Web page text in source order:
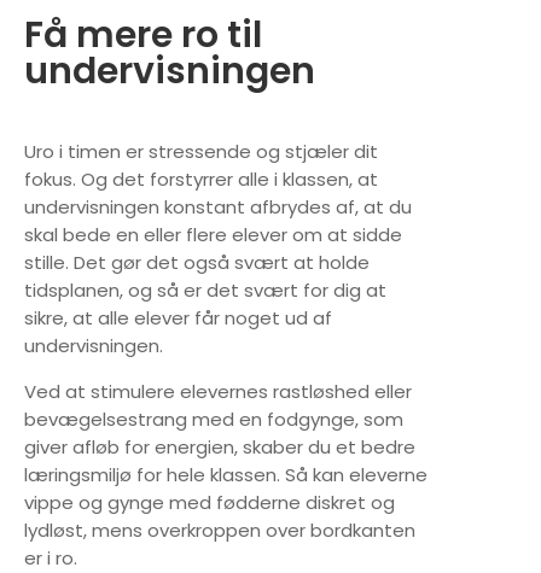
Få mere ro til
undervisningen
Uro i timen er stressende og stjæler dit
fokus. Og det forstyrrer alle i klassen, at
undervisningen konstant afbrydes af, at du
skal bede en eller flere elever om at sidde
stille. Det gør det også svært at holde
tidsplanen, og så er det svært for dig at
sikre, at alle elever får noget ud af
undervisningen.
Ved at stimulere elevernes rastløshed eller
bevægelsestrang med en fodgynge, som
giver afløb for energien, skaber du et bedre
læringsmiljø for hele klassen. Så kan eleverne
vippe og gynge med fødderne diskret og
lydløst, mens overkroppen over bordkanten
er i ro.